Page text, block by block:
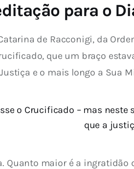
para o
de Racconigi, da
que um braço
e o mais longo a Sua
o Crucificado – mas
que a
Quanto maior é a